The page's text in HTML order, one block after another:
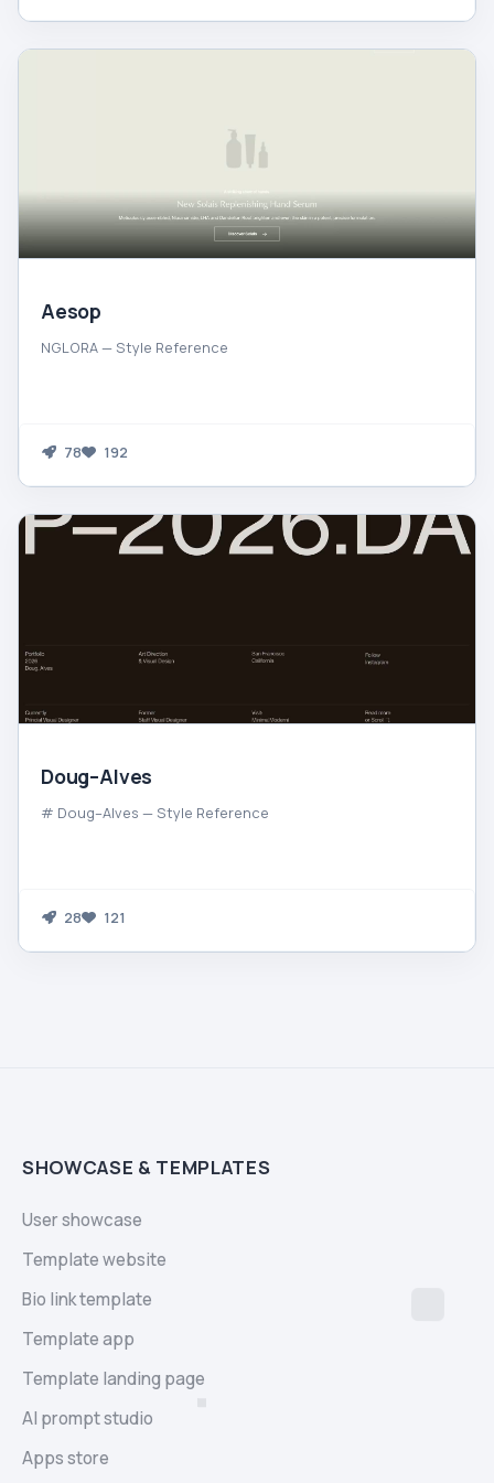
Aesop
NGLORA — Style Reference
78 192
Doug–Alves
# Doug–Alves — Style Reference
28 121
SHOWCASE & TEMPLATES
User showcase
Template website
Bio link template
Template app
Template landing page
AI prompt studio
Apps store